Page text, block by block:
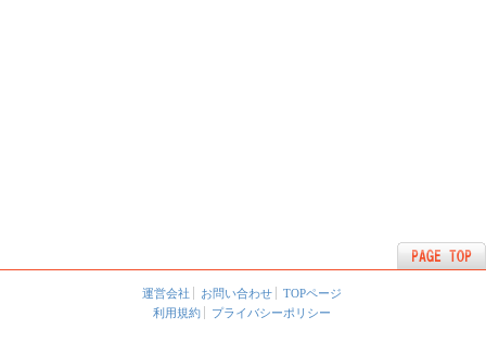
運営会社 お問い合わせ
TOPページ
利用規約
プライバシーポリシー